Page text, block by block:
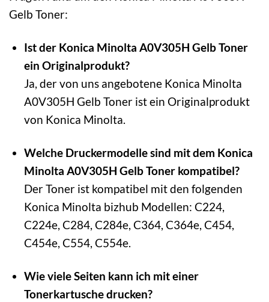
Gelb Toner:
Ist der Konica Minolta A0V305H Gelb Toner
ein Originalprodukt?
Ja, der von uns angebotene Konica Minolta
A0V305H Gelb Toner ist ein Originalprodukt
von Konica Minolta.
Welche Druckermodelle sind mit dem Konica
Minolta A0V305H Gelb Toner kompatibel?
Der Toner ist kompatibel mit den folgenden
Konica Minolta bizhub Modellen: C224,
C224e, C284, C284e, C364, C364e, C454,
C454e, C554, C554e.
Wie viele Seiten kann ich mit einer
Tonerkartusche drucken?